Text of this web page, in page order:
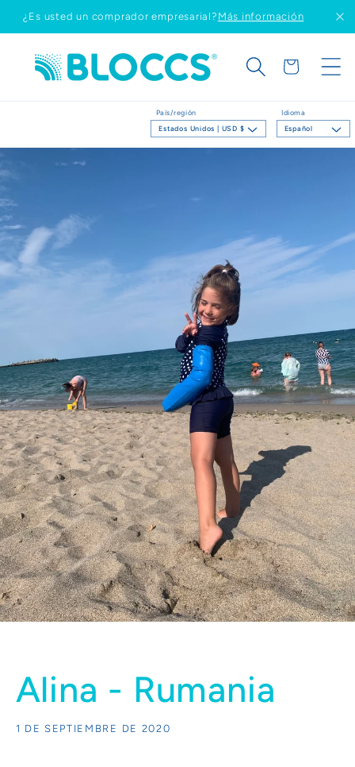
directamente
¿Es usted un comprador empresarial? Más información
País/región
Estados Unidos | USD $
Idioma
Español
Carrito
Alina - Rumania
1 DE SEPTIEMBRE DE 2020